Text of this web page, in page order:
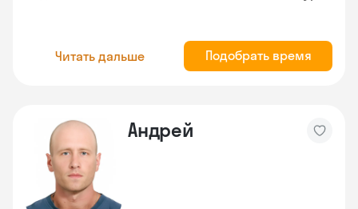
Читать дальше Подобрать время
Андрей